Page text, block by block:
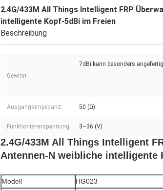
2.4G/433M All Things Intelligent FRP
intelligente Kopf-5dBi im Freien
Beschreibung
Gewinn:
7dBi kann besonders
Ausgangsimpedanz: 50 (Ω)
Funktionierenspannung: 3~36 (V)
2.4G/433M All Things Intelligent
Antennen-N weibliche intelligente
Modell
HG023